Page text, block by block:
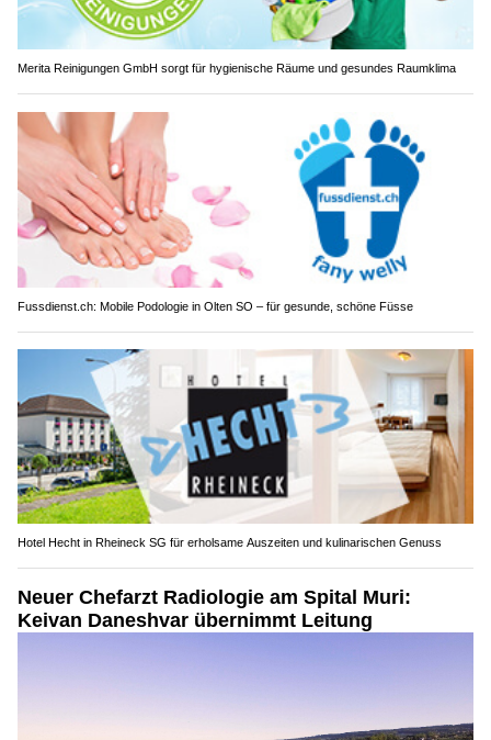
Merita Reinigungen GmbH sorgt für hygienische Räume und gesundes Raumklima
Fussdienst.ch: Mobile Podologie in Olten SO – für gesunde, schöne Füsse
Hotel Hecht in Rheineck SG für erholsame Auszeiten und kulinarischen Genuss
Neuer Chefarzt Radiologie am Spital Muri:
Keivan Daneshvar übernimmt Leitung